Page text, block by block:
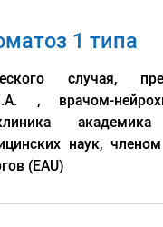
по
по
по эндоскопии и
(г. Давос,
(г. Москва,
1 типа
случая,
, врачом-
академика
наук,
(EAU)